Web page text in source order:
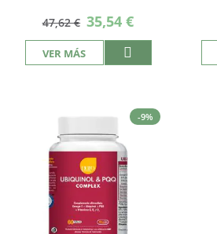
47,62 € Precio
especial
35,54 €
VER MÁS
-9%